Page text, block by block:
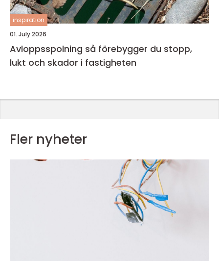
inspiration
01. July 2026
Avloppsspolning så förebygger du stopp,
lukt och skador i fastigheten
Fler nyheter